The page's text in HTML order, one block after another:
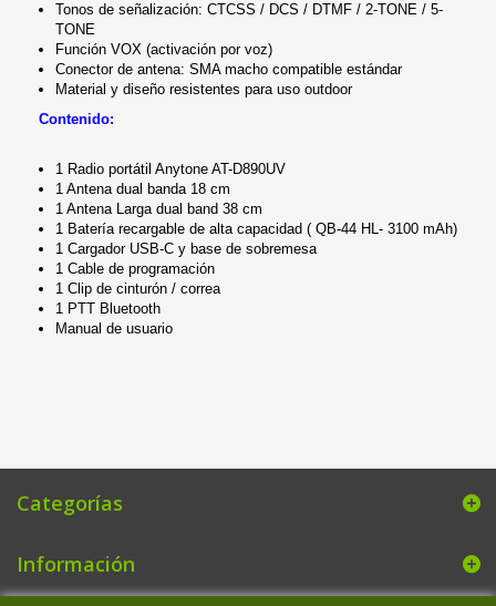
Tonos de señalización: CTCSS / DCS / DTMF / 2-TONE / 5-
TONE
Función VOX (activación por voz)
Conector de antena: SMA macho compatible estándar
Material y diseño resistentes para uso outdoor
Contenido:
1 Radio portátil Anytone AT-D890UV
1 Antena dual banda 18 cm
1 Antena Larga dual band 38 cm
1 Batería recargable de alta capacidad ( QB-44 HL- 3100 mAh)
1 Cargador USB-C y base de sobremesa
1 Cable de programación
1 Clip de cinturón / correa
1 PTT Bluetooth
Manual de usuario
Categorías
Información